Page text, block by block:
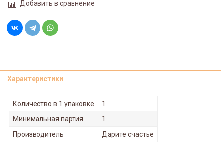
Добавить в сравнение
Характеристики
Количество в 1 упаковке
1
Минимальная партия
1
Производитель
Дарите счастье